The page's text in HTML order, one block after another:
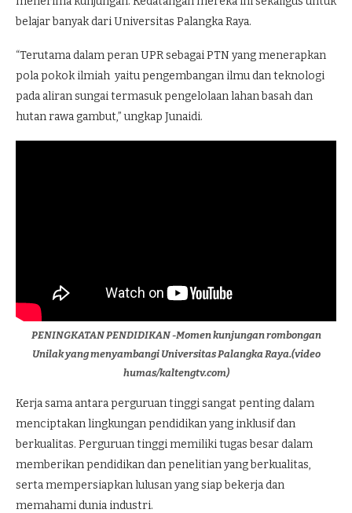
belajar banyak dari Universitas Palangka Raya.
“Terutama dalam peran UPR sebagai PTN yang menerapkan
pola pokok ilmiah yaitu pengembangan ilmu dan teknologi
pada aliran sungai termasuk pengelolaan lahan basah dan
hutan rawa gambut,” ungkap Junaidi.
PENINGKATAN PENDIDIKAN -Momen kunjungan rombongan
Unilak yang menyambangi Universitas Palangka Raya.(video
humas/kaltengtv.com)
Kerja sama antara perguruan tinggi sangat penting dalam
menciptakan lingkungan pendidikan yang inklusif dan
berkualitas. Perguruan tinggi memiliki tugas besar dalam
memberikan pendidikan dan penelitian yang berkualitas,
serta mempersiapkan lulusan yang siap bekerja dan
memahami dunia industri.